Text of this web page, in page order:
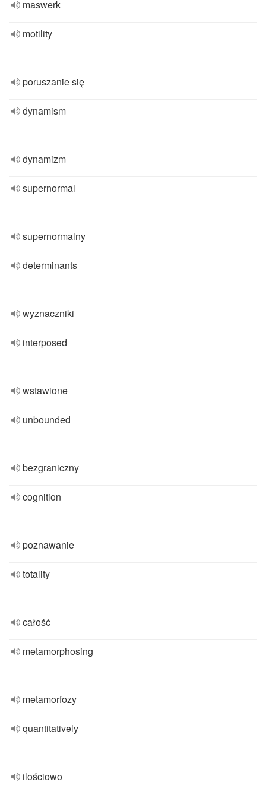
maswerk
motility
poruszanie się
dynamism
dynamizm
supernormal
supernormalny
determinants
wyznaczniki
interposed
wstawione
unbounded
bezgraniczny
cognition
poznawanie
totality
całość
metamorphosing
metamorfozy
quantitatively
ilościowo